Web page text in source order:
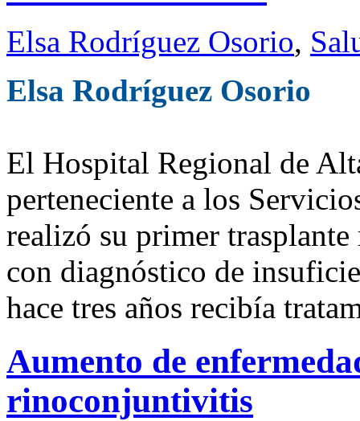
Elsa Rodríguez Osorio,
Elsa Rodríguez Osorio
El Hospital Regional de
perteneciente a los
realizó su primer
con diagnóstico de
hace tres años recibía
Aumento de
rinoconjuntivitis